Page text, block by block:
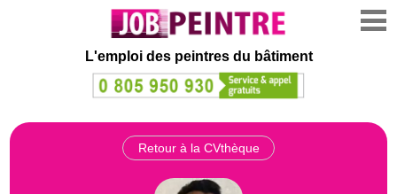
L'emploi des peintres du bâtiment
Retour à la CVthèque